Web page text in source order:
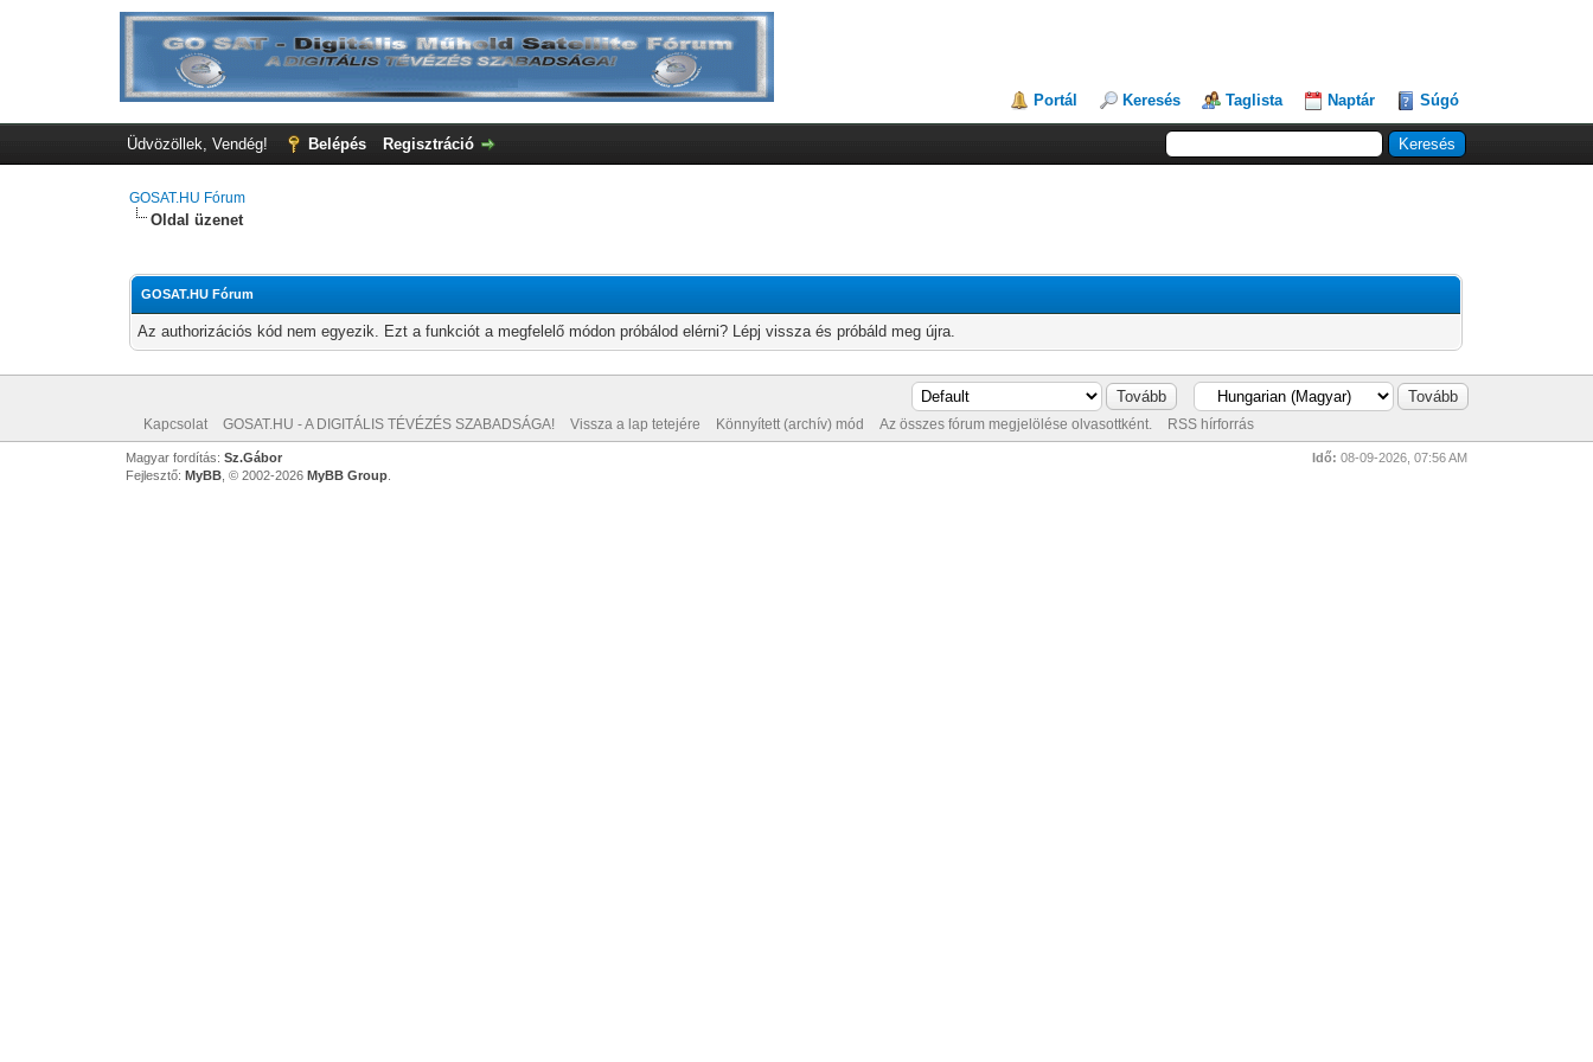
Portál Keresés Taglista Naptár Súgó
Üdvözöllek, Vendég! Belépés Regisztráció
GOSAT.HU Fórum
Oldal üzenet
GOSAT.HU Fórum
Az authorizációs kód nem egyezik. Ezt a funkciót a megfelelő módon próbálod elérni? Lépj vissza és próbáld meg újra.
Kapcsolat GOSAT.HU - A DIGITÁLIS TÉVÉZÉS SZABADSÁGA! Vissza a lap tetejére Könnyített (archív) mód Az összes fórum megjelölése olvasottként. RSS hírforrás
Idő: 08-09-2026, 07:56 AM
Magyar fordítás: Sz.Gábor
Fejlesztő: MyBB, © 2002-2026 MyBB Group.